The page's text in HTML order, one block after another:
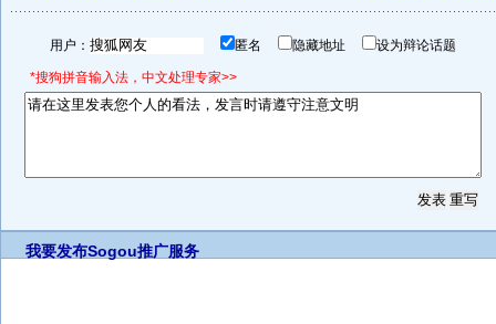
用户： 匿名 隐藏地址 设为辩论话题
*搜狗拼音输入法，中文处理专家>>
我要发布Sogou推广服务